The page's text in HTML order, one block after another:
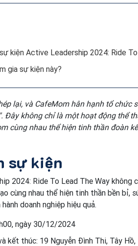
kiện Active Leadership 2024: Ride
gia sự kiện này?
lại, và CafeMom hân hạnh tổ chức
Đây không chỉ là một hoạt động thể
cùng nhau thể hiện tinh thần đoàn
sự kiện
2024: Ride To Lead The Way
cùng nhau thể hiện tinh thần bền bỉ,
doanh nghiệp hiệu quả.
ngày 30/12/2024
kết thúc: 19 Nguyễn Đình Thi, Tây Hồ,